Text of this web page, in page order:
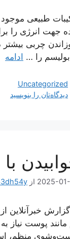
جهت انرژی را
چربی
را … ادامه
دسته‌ها
Uncategorized
دیدگاه‌تان را بنویسید
2025- از
خبرآنلاین
پوست نیاز
منظم،